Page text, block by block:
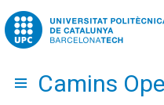
Go to upc.edu
Hide menu
Camins